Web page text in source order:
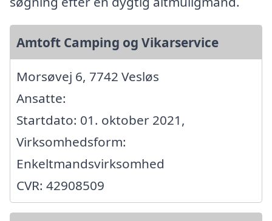
Amtoft Camping og Vikarservice
Morsøvej 6, 7742 Vesløs
Ansatte:
Startdato: 01. oktober 2021,
Virksomhedsform:
Enkeltmandsvirksomhed
CVR: 42908509